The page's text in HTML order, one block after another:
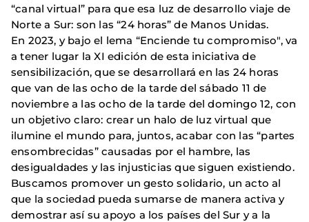
“canal virtual” para que esa luz de desarrollo viaje de
Norte a Sur: son las “24 horas” de Manos Unidas.
En 2023, y bajo el lema “Enciende tu compromiso", va
a tener lugar la XI edición de esta iniciativa de
sensibilización, que se desarrollará en las 24 horas
que van de las ocho de la tarde del sábado 11 de
noviembre a las ocho de la tarde del domingo 12, con
un objetivo claro: crear un halo de luz virtual que
ilumine el mundo para, juntos, acabar con las “partes
ensombrecidas” causadas por el hambre, las
desigualdades y las injusticias que siguen existiendo.
Buscamos promover un gesto solidario, un acto al
que la sociedad pueda sumarse de manera activa y
demostrar así su apoyo a los países del Sur y a la